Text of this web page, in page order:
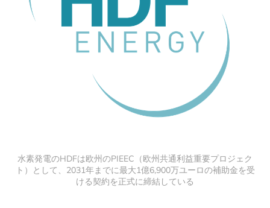
水素発電のHDFは欧州のPIEEC（欧州共通利益重要プロジェク
ト）として、2031年までに最大1億6,900万ユーロの補助金を受
ける契約を正式に締結している